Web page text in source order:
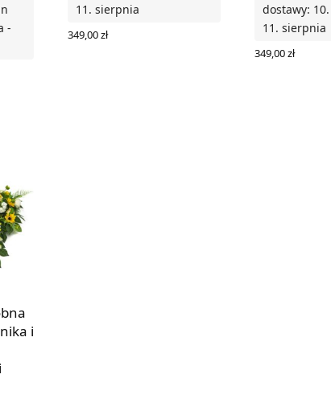
-
11. sierpnia
349,00zł
dostawy:
11. sierpnia
349,00zł
i